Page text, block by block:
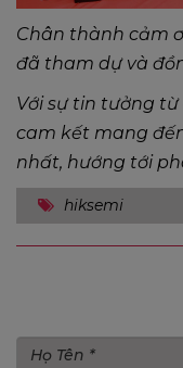
Chân thành cảm
đã tham dự và
Với sự tin tưởng từ
cam kết mang
nhất, hướng tới
hiksemi